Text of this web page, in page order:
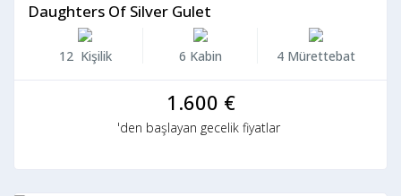
Daughters Of Silver Gulet
12 Kişilik 6 Kabin 4 Mürettebat
1.600 €
'den başlayan gecelik fiyatlar